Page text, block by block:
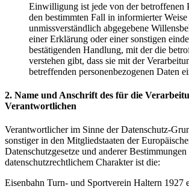
Einwilligung ist jede von der betroffenen
den bestimmten Fall in informierter Weise
unmissverständlich abgegebene
einer Erklärung oder einer sonstigen
bestätigenden Handlung, mit der die
verstehen gibt, dass sie mit der
betreffenden personenbezogenen Daten
2. Name und Anschrift des für die
Verantwortlichen
Verantwortlicher im Sinne der Datenschutz-
sonstiger in den Mitgliedstaaten der
Datenschutzgesetze und anderer
datenschutzrechtlichem Charakter ist die:
Eisenbahn Turn- und Sportverein Haltern 1927